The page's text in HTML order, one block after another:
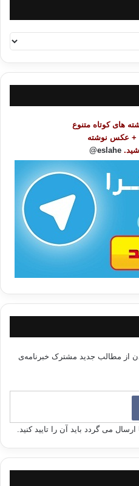
های کوتاه متنوع
عکس نوشته
eslahe@
از مطالب جدید مشترک خبرنامه‌ی
می گردد باید آن را تایید کنید.